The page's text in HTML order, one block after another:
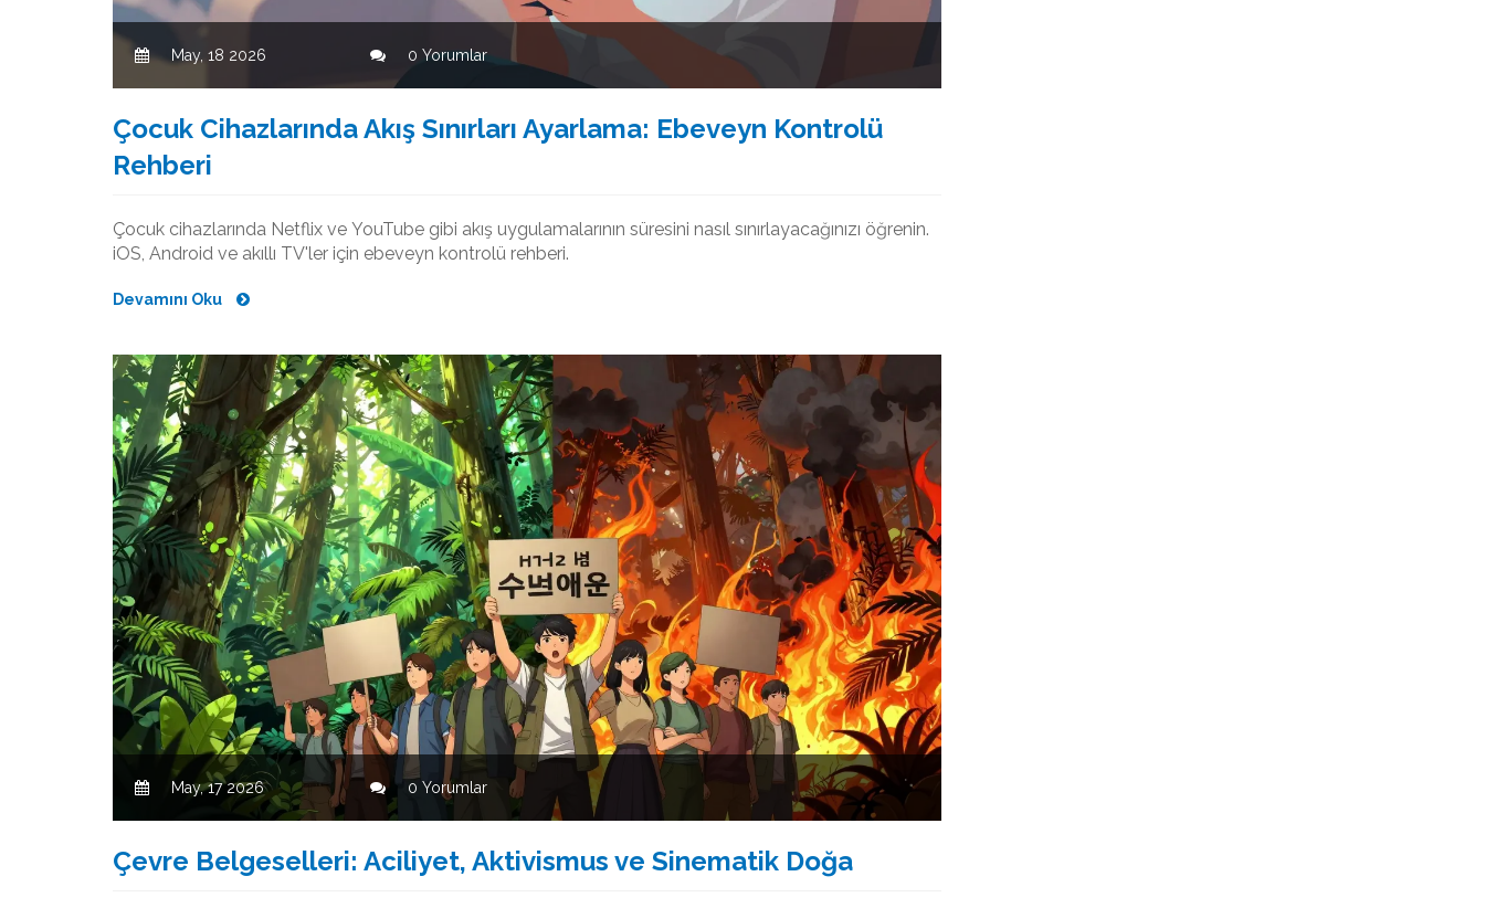
May, 18 2026 0 Yorumlar
Çocuk Cihazlarında Akış Sınırları Ayarlama: Ebeveyn Kontrolü
Rehberi
Çocuk cihazlarında Netflix ve YouTube gibi akış uygulamalarının süresini nasıl sınırlayacağınızı öğrenin.
iOS, Android ve akıllı TV'ler için ebeveyn kontrolü rehberi.
Devamını Oku
May, 17 2026 0 Yorumlar
Çevre Belgeselleri: Aciliyet, Aktivismus ve Sinematik Doğa